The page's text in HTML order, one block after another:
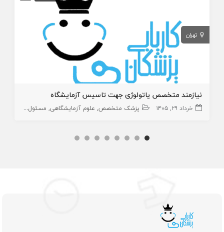
تهران
نیازمند متخصص پاتولوژی جهت تاسیس آزمایشگاه
خرداد ۲۹, ۱۴۰۵ پزشک متخصص علوم آزمایشگاهی مسئول فنی آزمایشگاه